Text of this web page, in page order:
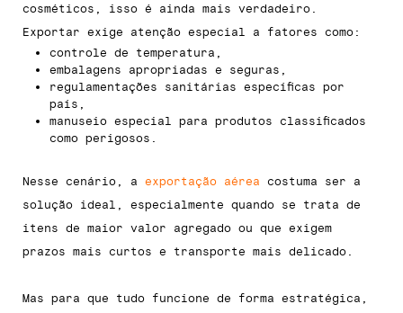
cosméticos, isso é ainda mais verdadeiro.
Exportar exige atenção especial a fatores como:
controle de temperatura,
embalagens apropriadas e seguras,
regulamentações sanitárias específicas por
país,
manuseio especial para produtos classificados
como perigosos.
Nesse cenário, a exportação aérea costuma ser a
solução ideal, especialmente quando se trata de
itens de maior valor agregado ou que exigem
prazos mais curtos e transporte mais delicado.
Mas para que tudo funcione de forma estratégica,